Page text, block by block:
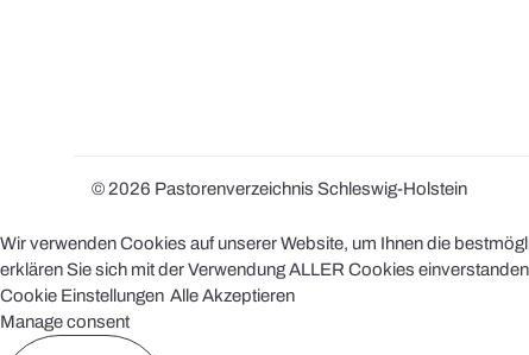
© 2026 Pastorenverzeichnis Schleswig-Holstein
Wir verwenden Cookies auf unserer Website, um Ihnen die
erklären Sie sich mit der Verwendung ALLER Cookies
Cookie Einstellungen Alle Akzeptieren
Manage consent